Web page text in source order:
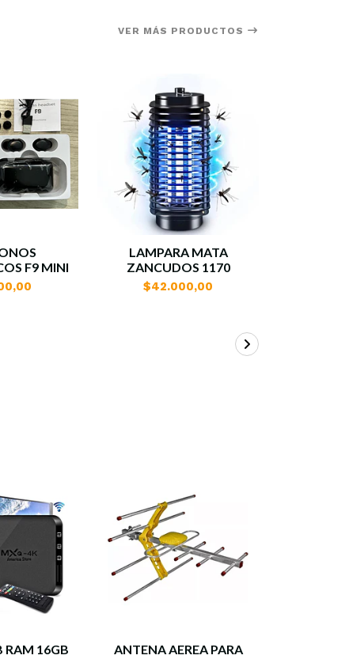
VER MÁS PRODUCTOS
F9 MINI
LAMPARA MATA
ZANCUDOS 1170
$42.000,00
RAM 16GB
ANTENA AEREA PARA